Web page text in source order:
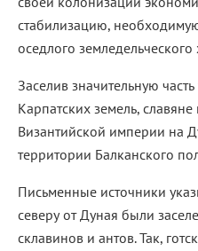
стабилизацию,
оседлого земледельческого
Заселив значительную
Карпатских земель,
Византийской империи на
территории Балканского
Письменные источники
северу от Дуная были
склавинов и антов. Так,